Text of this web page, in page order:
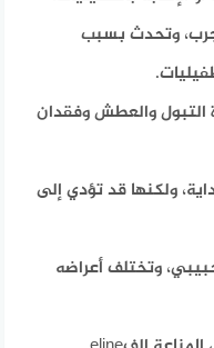
وتحدث بسبب
التبول والعطش وفقدان
ولكنها قد تؤدي إلى
وتختلف أعراضه